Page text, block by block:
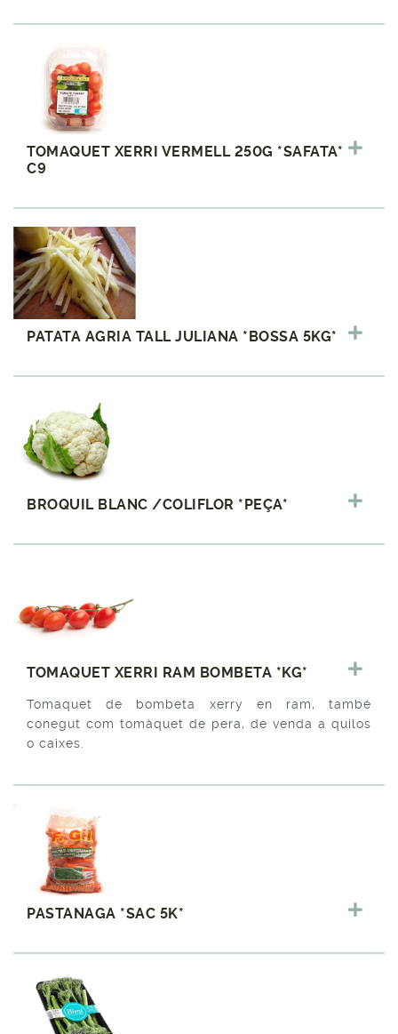
TOMAQUET XERRI VERMELL 250G *SAFATA*
C9
PATATA AGRIA TALL JULIANA *BOSSA 5KG*
BROQUIL BLANC /COLIFLOR *PEÇA*
TOMAQUET XERRI RAM BOMBETA *KG*
Tomaquet de bombeta xerry en ram, també
conegut com tomàquet de pera, de venda a quilos
o caixes.
PASTANAGA *SAC 5K*